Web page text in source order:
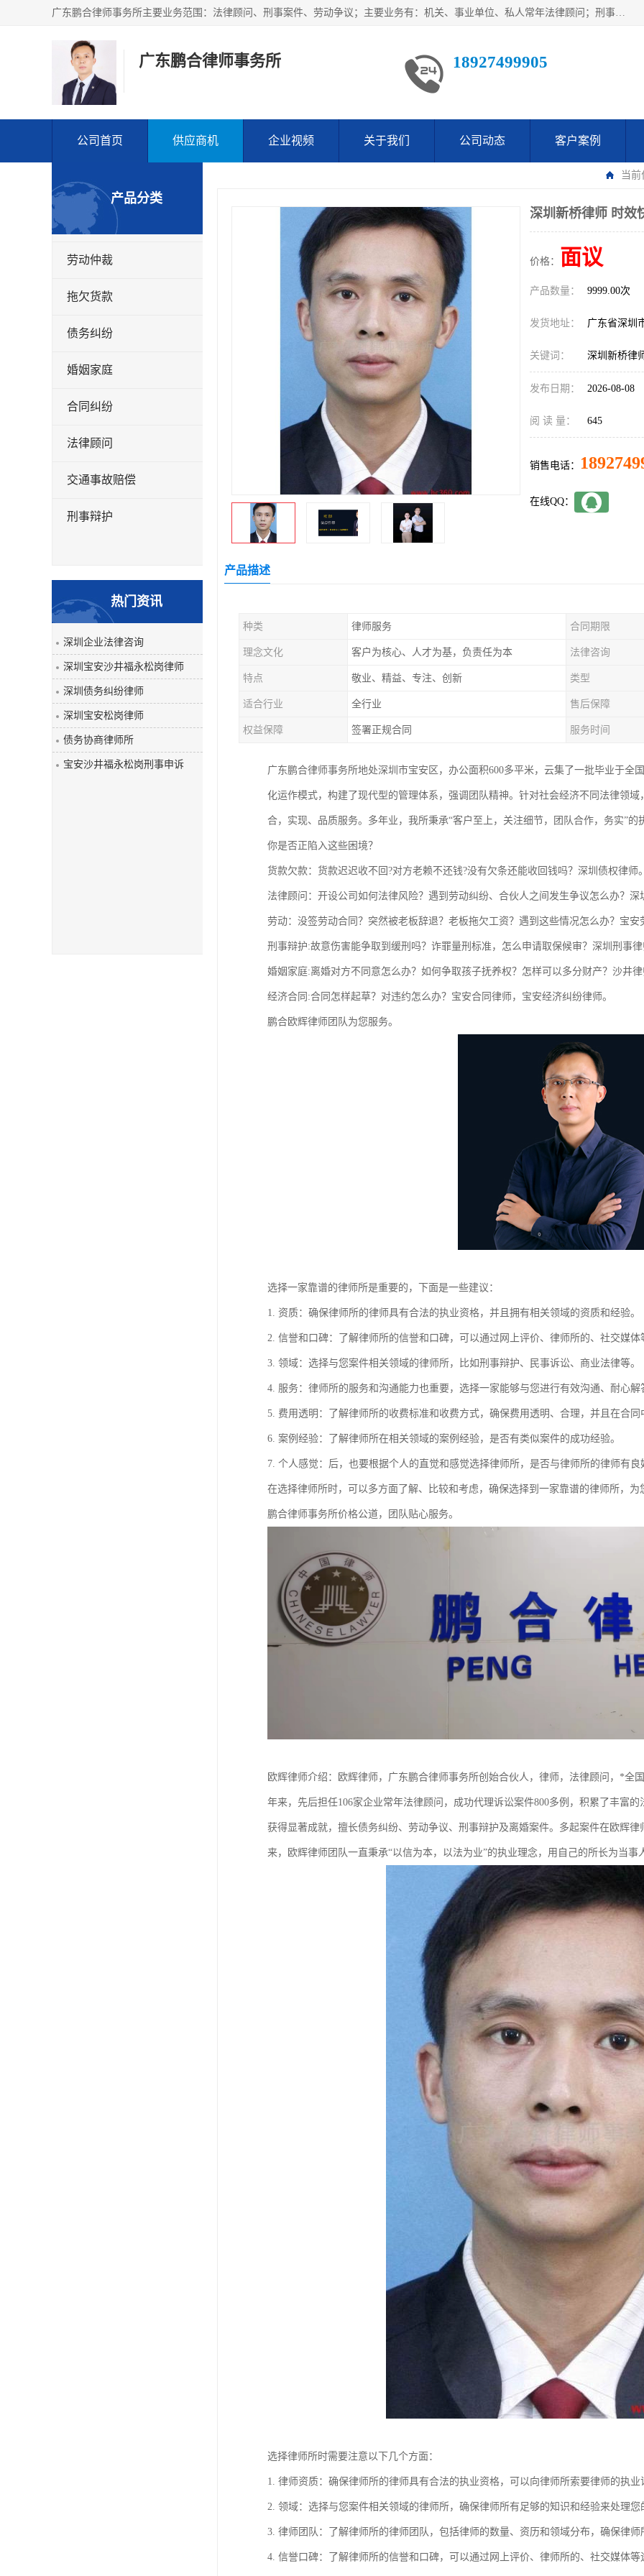
广东鹏合律师事务所主要业务范围：法律顾问、刑事案件、劳动争议；主要业务有：机关、事业单位、私人常年法律顾问；刑事案件辩护、案件代理、犯罪辩护、取保候审等法律事务；以及劳动合同、工伤、工资、辞退、开除等劳动法律事务；多年来，欧辉律师团队一直秉承“以信为本，以法为业”的执业理念，用自己的专业所长为当事人提供优质法律服务，深得当事人的一致好评及信赖。
广东鹏合律师事务所 18927499905
公司首页 供应商机 企业视频 关于我们 公司动态 客户案例
当前
产品分类
劳动仲裁
拖欠货款
债务纠纷
婚姻家庭
合同纠纷
法律顾问
交通事故赔偿
刑事辩护
热门资讯
深圳企业法律咨询
深圳宝安沙井福永松岗律师
深圳债务纠纷律师
深圳宝安松岗律师
债务协商律师所
宝安沙井福永松岗刑事申诉
深圳新桥律师 时效
价格： 面议
产品数量： 9999.00次
发货地址： 广东省深圳
关键词： 深圳新桥律
发布日期： 2026-08-08
阅 读 量： 645
销售电话：
在线QQ：
产品描述
种类 律师服务 合同期限
理念文化 客户为核心、人才为基，负责任为本 法律咨询
特点 敬业、精益、专注、创新 类型
适合行业 全行业 售后保障
权益保障 签署正规合同 服务时间
广东鹏合律师事务所地处深圳市宝安区，办公面积600多平米，云集了一批毕业于全
化运作模式，构建了现代型的管理体系，强调团队精神。针对社会经济不同法律领
合，实现、品质服务。多年业，我所秉承“客户至上，关注细节，团队合作，务实”
你是否正陷入这些困境？
货款欠款：货款迟迟收不回?对方老赖不还钱?没有欠条还能收回钱吗？深圳债权律师
法律顾问：开设公司如何法律风险？遇到劳动纠纷、合伙人之间发生争议怎么办？深
劳动：没签劳动合同？突然被老板辞退？老板拖欠工资？遇到这些情况怎么办？宝安
刑事辩护:故意伤害能争取到缓刑吗？诈罪量刑标准，怎么申请取保候审？深圳刑事
婚姻家庭:离婚对方不同意怎么办？如何争取孩子抚养权？怎样可以多分财产？沙井
经济合同:合同怎样起草？对违约怎么办？宝安合同律师，宝安经济纠纷律师。
鹏合欧辉律师团队为您服务。
选择一家靠谱的律师所是重要的，下面是一些建议：
1. 资质：确保律师所的律师具有合法的执业资格，并且拥有相关领域的资质和经验。
2. 信誉和口碑：了解律师所的信誉和口碑，可以通过网上评价、律师所的、社交媒
3. 领域：选择与您案件相关领域的律师所，比如刑事辩护、民事诉讼、商业法律等。
4. 服务：律师所的服务和沟通能力也重要，选择一家能够与您进行有效沟通、耐心解
5. 费用透明：了解律师所的收费标准和收费方式，确保费用透明、合理，并且在合同
6. 案例经验：了解律师所在相关领域的案例经验，是否有类似案件的成功经验。
7. 个人感觉：后，也要根据个人的直觉和感觉选择律师所，是否与律师所的律师有
在选择律师所时，可以多方面了解、比较和考虑，确保选择到一家靠谱的律师所，为
鹏合律师事务所价格公道，团队贴心服务。
欧辉律师介绍：欧辉律师，广东鹏合律师事务所创始合伙人，律师，法律顾问，*全
年来，先后担任106家企业常年法律顾问，成功代理诉讼案件800多例，积累了丰富
获得显著成就，擅长债务纠纷、劳动争议、刑事辩护及离婚案件。多起案件在欧辉
来，欧辉律师团队一直秉承“以信为本，以法为业”的执业理念，用自己的所长为当
选择律师所时需要注意以下几个方面：
1. 律师资质：确保律师所的律师具有合法的执业资格，可以向律师所索要律师的执
2. 领域：选择与您案件相关领域的律师所，确保律师所有足够的知识和经验来处理您
3. 律师团队：了解律师所的律师团队，包括律师的数量、资历和领域分布，确保律
4. 信誉口碑：了解律师所的信誉和口碑，可以通过网上评价、律师所的、社交媒体